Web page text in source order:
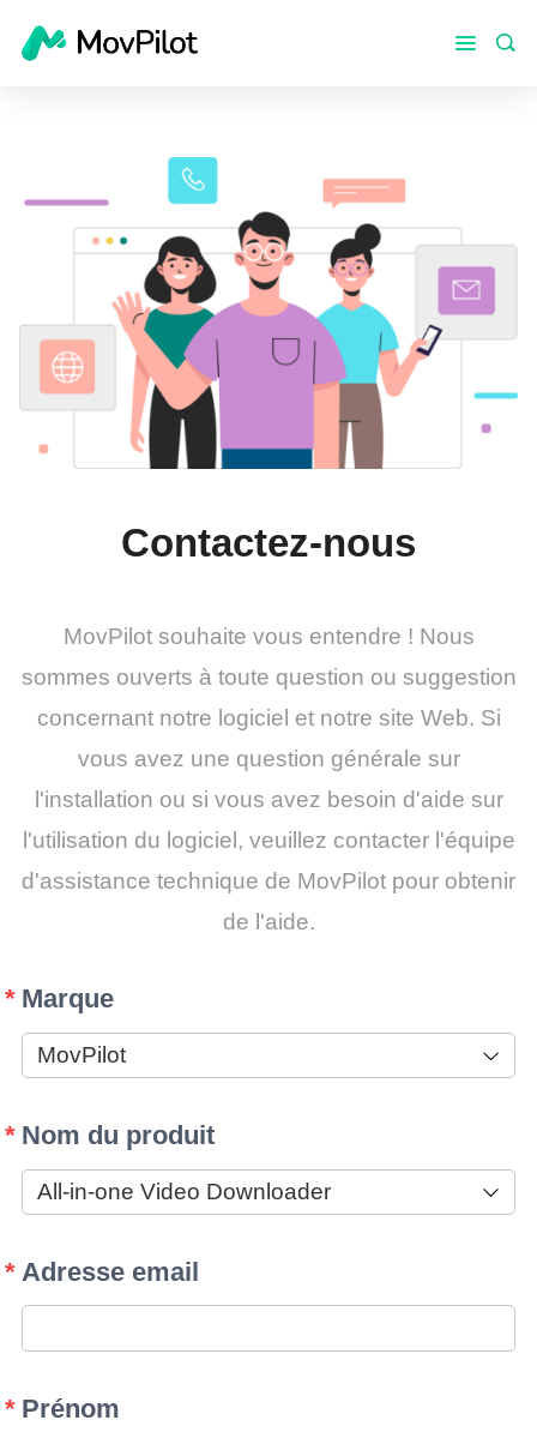
Contactez-nous
MovPilot souhaite vous entendre ! Nous
sommes ouverts à toute question ou suggestion
concernant notre logiciel et notre site Web. Si
vous avez une question générale sur
l'installation ou si vous avez besoin d'aide sur
l'utilisation du logiciel, veuillez contacter l'équipe
d'assistance technique de MovPilot pour obtenir
de l'aide.
Marque
Nom du produit
Adresse email
Prénom